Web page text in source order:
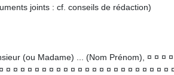
joints : cf. conseils de rédaction)
(ou Madame) ... (Nom Prénom), ¤ ¤ ¤
¤ ¤ ¤ ¤ ¤ ¤ ¤ ¤ ¤ ¤ ¤ ¤ ¤ ¤ ¤ ¤ ¤ ¤ ¤ ¤ ¤ ¤ ¤